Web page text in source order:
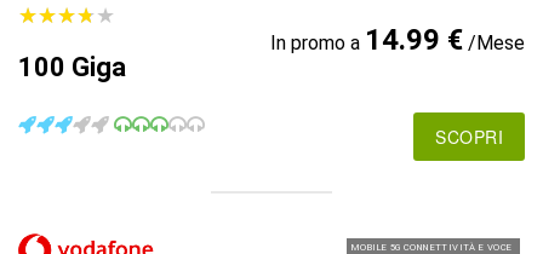
★★★★★
★★★★★
100 Giga
In promo a 14.99 €/Mese
SCOPRI
MOBILE 5G CONNETTIVITÀ E VOCE